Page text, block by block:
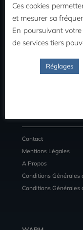
MON COMPTE
Commandes
Détail du compte
Déconnexion
Contact
Mentions Légales
A Propos
Conditions Générales
Conditions Générales
Ces cookies
et mesurer sa
En poursuivant
de services tiers
Réglages